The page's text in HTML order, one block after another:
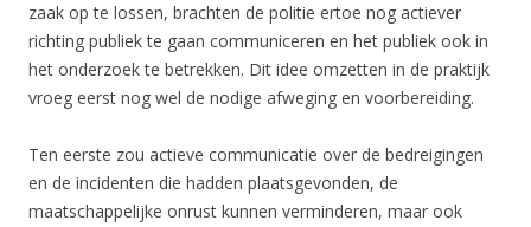
zaak op te lossen, brachten de politie ertoe nog actiever
richting publiek te gaan communiceren en het publiek ook in
het onderzoek te betrekken. Dit idee omzetten in de praktijk
vroeg eerst nog wel de nodige afweging en voorbereiding.
Ten eerste zou actieve communicatie over de bedreigingen
en de incidenten die hadden plaatsgevonden, de
maatschappelijke onrust kunnen verminderen, maar ook